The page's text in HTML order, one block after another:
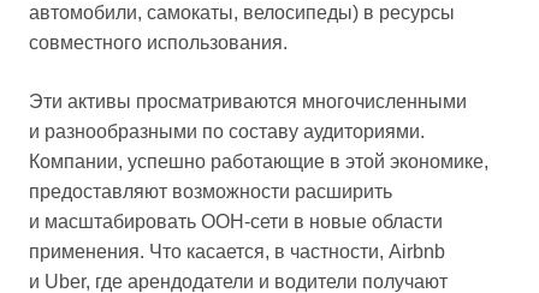
автомобили, самокаты, велосипеды) в ресурсы
совместного использования.
Эти активы просматриваются многочисленными
и разнообразными по составу аудиториями.
Компании, успешно работающие в этой экономике,
предоставляют возможности расширить
и масштабировать OOH-сети в новые области
применения. Что касается, в частности, Airbnb
и Uber, где арендодатели и водители получают